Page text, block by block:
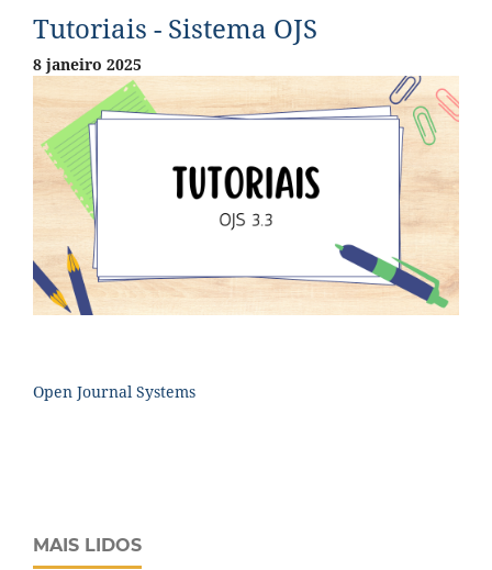
Tutoriais - Sistema OJS
8 janeiro 2025
Open Journal Systems
MAIS LIDOS